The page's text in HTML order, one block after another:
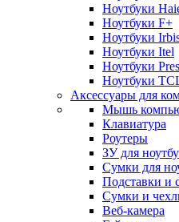
Ноутбуки
Ноутбуки F+
Ноутбуки
Ноутбуки Itel
Ноутбуки
Ноутбуки
Аксессуары для
Мышь
Клавиатура
Роутеры
ЗУ для
Сумки для
Подставки и
Сумки и
Веб-камера